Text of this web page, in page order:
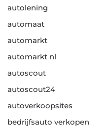
autolening
automaat
automarkt
automarkt nl
autoscout
autoscout24
autoverkoopsites
bedrijfsauto verkopen